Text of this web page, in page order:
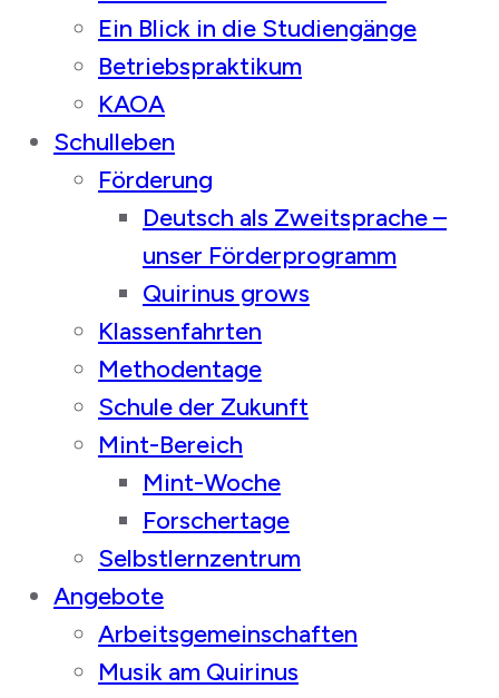
Ein Blick in die Studiengänge
Betriebspraktikum
KAOA
Schulleben
Förderung
Deutsch als Zweitsprache –
unser Förderprogramm
Quirinus grows
Klassenfahrten
Methodentage
Schule der Zukunft
Mint-Bereich
Mint-Woche
Forschertage
Selbstlernzentrum
Angebote
Arbeitsgemeinschaften
Musik am Quirinus